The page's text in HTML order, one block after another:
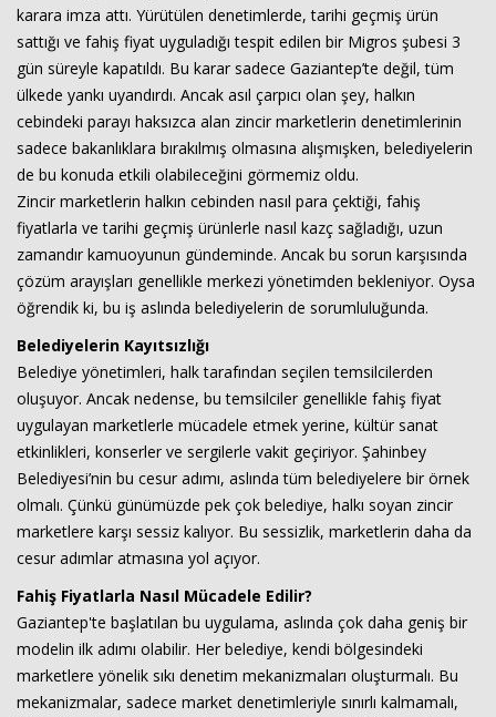
karara imza attı. Yürütülen denetimlerde, tarihi geçmiş ürün
sattığı ve fahiş fiyat uyguladığı tespit edilen bir Migros şubesi 3
gün süreyle kapatıldı. Bu karar sadece Gaziantep’te değil, tüm
ülkede yankı uyandırdı. Ancak asıl çarpıcı olan şey, halkın
cebindeki parayı haksızca alan zincir marketlerin denetimlerinin
sadece bakanlıklara bırakılmış olmasına alışmışken, belediyelerin
de bu konuda etkili olabileceğini görmemiz oldu.
Zincir marketlerin halkın cebinden nasıl para çektiği, fahiş
fiyatlarla ve tarihi geçmiş ürünlerle nasıl kazç sağladığı, uzun
zamandır kamuoyunun gündeminde. Ancak bu sorun karşısında
çözüm arayışları genellikle merkezi yönetimden bekleniyor. Oysa
öğrendik ki, bu iş aslında belediyelerin de sorumluluğunda.
Belediyelerin Kayıtsızlığı
Belediye yönetimleri, halk tarafından seçilen temsilcilerden
oluşuyor. Ancak nedense, bu temsilciler genellikle fahiş fiyat
uygulayan marketlerle mücadele etmek yerine, kültür sanat
etkinlikleri, konserler ve sergilerle vakit geçiriyor. Şahinbey
Belediyesi’nin bu cesur adımı, aslında tüm belediyelere bir örnek
olmalı. Çünkü günümüzde pek çok belediye, halkı soyan zincir
marketlere karşı sessiz kalıyor. Bu sessizlik, marketlerin daha da
cesur adımlar atmasına yol açıyor.
Fahiş Fiyatlarla Nasıl Mücadele Edilir?
Gaziantep'te başlatılan bu uygulama, aslında çok daha geniş bir
modelin ilk adımı olabilir. Her belediye, kendi bölgesindeki
marketlere yönelik sıkı denetim mekanizmaları oluşturmalı. Bu
mekanizmalar, sadece market denetimleriyle sınırlı kalmamalı,
İLETİŞİM